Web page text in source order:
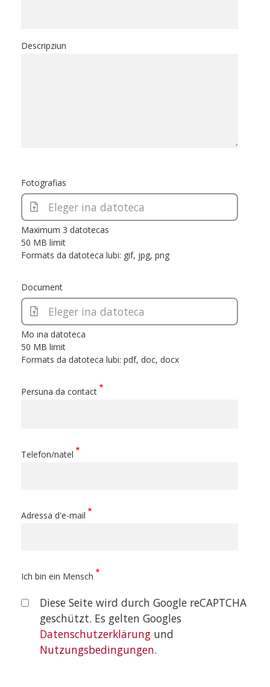
Descripziun
Fotografias
Eleger ina datoteca
Maximum 3 datotecas
50 MB limit
Formats da datoteca lubi: gif, jpg, png
Document
Eleger ina datoteca
Mo ina datoteca
50 MB limit
Formats da datoteca lubi: pdf, doc, docx
Persuna da contact
Telefon/natel
Adressa d'e-mail
Ich bin ein Mensch
Diese Seite wird durch Google reCAPTCHA
geschützt. Es gelten Googles
Datenschutzerklärungund
Nutzungsbedingungen.